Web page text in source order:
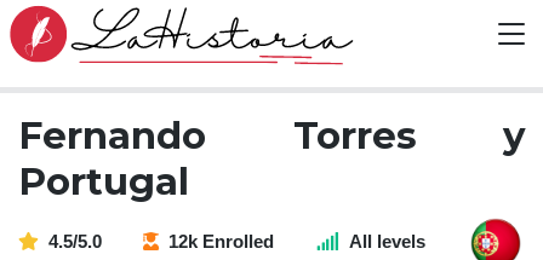
Fernando Torres y
Portugal
4.5/5.0 12k Enrolled All levels